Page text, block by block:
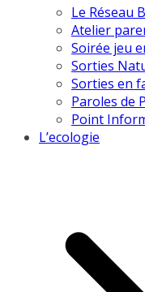
Le Réseau
Atelier
Soirée jeu
Sorties
Sorties en
Paroles de
Point
L’ecologie